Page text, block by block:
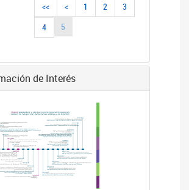
<< < 1 2
3
4
5
de Interés